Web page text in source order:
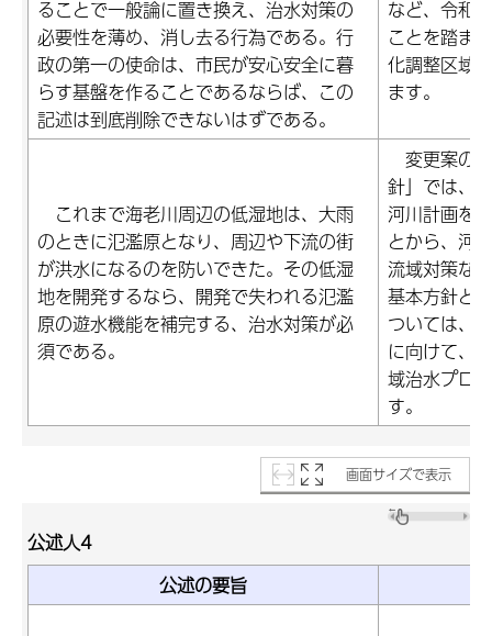
ることで一般論に置き換え、治水対策の
必要性を薄め、消し去る行為である。行
政の第一の使命は、市民が安心安全に暮
らす基盤を作ることであるならば、この
記述は到底削除できないはずである。
など、令和
ことを踏ま
化調整区域
ます。
これまで海老川周辺の低湿地は、大雨
のときに氾濫原となり、周辺や下流の街
が洪水になるのを防いできた。その低湿
地を開発するなら、開発で失われる氾濫
原の遊水機能を補完する、治水対策が必
須である。
変更案の
針」では、
河川計画を
とから、河
流域対策な
基本方針と
ついては、
に向けて、
域治水プロ
す。
画面サイズで表示
公述人4
公述の要旨